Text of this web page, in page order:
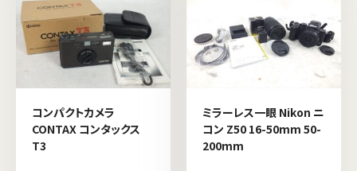
コンパクトカメラ
CONTAX コンタックス
T3
ミラーレス一眼 Nikon ニ
コン Z50 16-50mm 50-
200mm